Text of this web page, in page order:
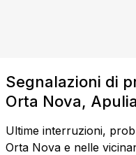
Segnalazioni di
Orta Nova, Apulia
Ultime interruzioni,
Orta Nova e nelle